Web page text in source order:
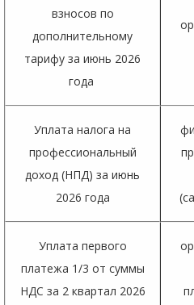
взносов по
дополнительному
тарифу за июнь 2026
года
Уплата налога на
профессиональный
доход (НПД) за июнь
2026 года
Уплата первого
платежа 1/3 от суммы
НДС за 2 квартал 2026